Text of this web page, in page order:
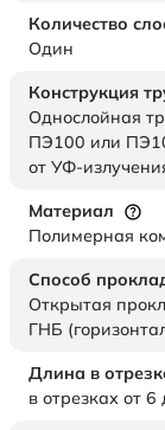
Количество
Один
Конструкция
Однослойная
ПЭ100 или
от УФ-
Материал
Полимерная
Способ
Открытая
ГНБ
Длина в
в отрезках от 6